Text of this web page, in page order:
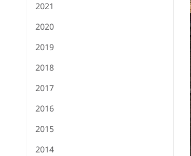
2021
2020
2019
2018
2017
2016
2015
2014